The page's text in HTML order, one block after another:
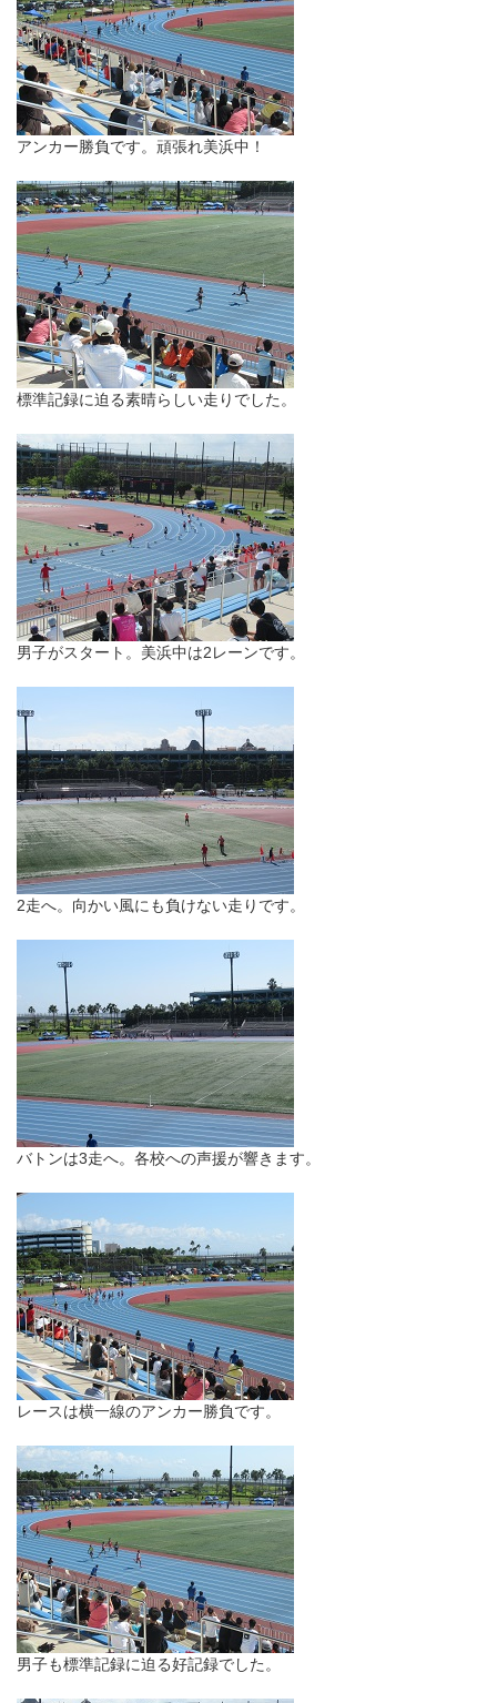
アンカー勝負です。頑張れ美浜中！
標準記録に迫る素晴らしい走りでした。
男子がスタート。美浜中は2レーンです。
2走へ。向かい風にも負けない走りです。
バトンは3走へ。各校への声援が響きます。
レースは横一線のアンカー勝負です。
男子も標準記録に迫る好記録でした。